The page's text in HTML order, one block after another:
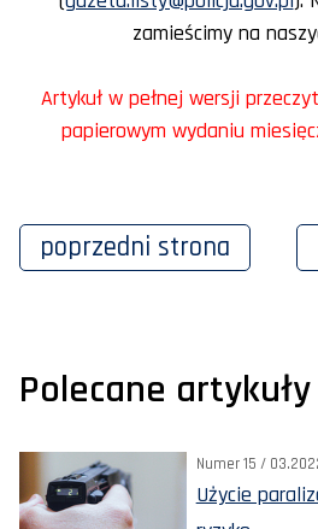
zamieścimy na
Artykuł w pełnej wersji
papierowym wydaniu
poprzedni strona
Polecane artykuły
Numer 15 /
Użycie